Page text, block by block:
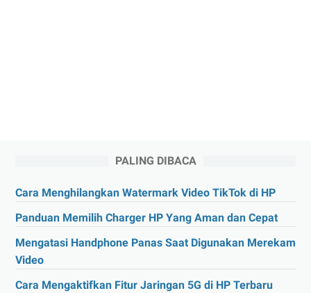
PALING DIBACA
Cara Menghilangkan Watermark Video TikTok di HP
Panduan Memilih Charger HP Yang Aman dan Cepat
Mengatasi Handphone Panas Saat Digunakan Merekam
Video
Cara Mengaktifkan Fitur Jaringan 5G di HP Terbaru